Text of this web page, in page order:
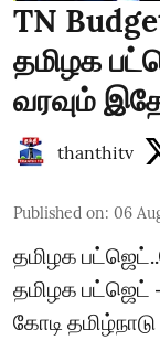
TN
தமிழக
வரவும்
thanthitv
Published on: 06
தமிழக
தமிழக
கோடி